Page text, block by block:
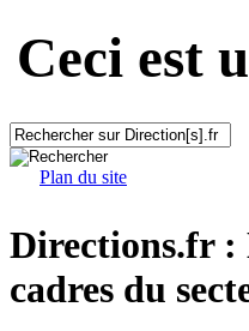
Ceci est
Plan du site
Directions.fr :
cadres du